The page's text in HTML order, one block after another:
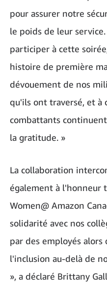
pour assurer notre
le poids de leur
participer à cette
histoire de première
dévouement de nos
qu'ils ont traversé, et à
combattants
la gratitude. »
La collaboration
également à l'honneur
Women@ Amazon
solidarité avec nos
par des employés
l'inclusion au-delà de
», a déclaré Brittany